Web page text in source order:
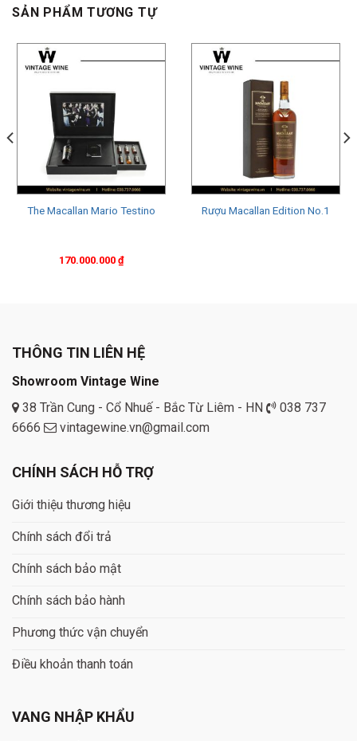
SẢN PHẨM TƯƠNG TỰ
The Macallan Mario Testino
170.000.000 ₫
Rượu Macallan Edition No.1
THÔNG TIN LIÊN HỆ
Showroom Vintage Wine
38 Trần Cung - Cổ Nhuế - Bắc Từ Liêm - HN
038 737
6666
vintagewine.vn@gmail.com
CHÍNH SÁCH HỖ TRỢ
Giới thiệu thương hiệu
Chính sách đổi trả
Chính sách bảo mật
Chính sách bảo hành
Phương thức vận chuyển
Điều khoản thanh toán
VANG NHẬP KHẨU